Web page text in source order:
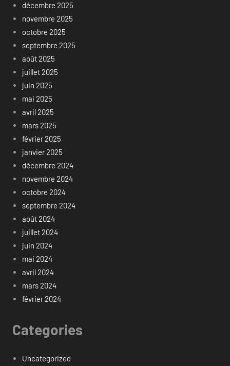
décembre 2025
novembre 2025
octobre 2025
septembre 2025
août 2025
juillet 2025
juin 2025
mai 2025
avril 2025
mars 2025
février 2025
janvier 2025
décembre 2024
novembre 2024
octobre 2024
septembre 2024
août 2024
juillet 2024
juin 2024
mai 2024
avril 2024
mars 2024
février 2024
Categories
Uncategorized